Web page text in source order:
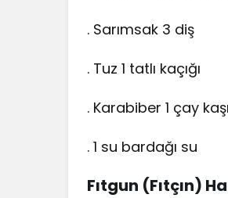
. Sarımsak 3 diş
. Tuz 1 tatlı kaçığı
. Karabiber 1 çay
. 1 su bardağı su
Fıtgun (Fıtçın)